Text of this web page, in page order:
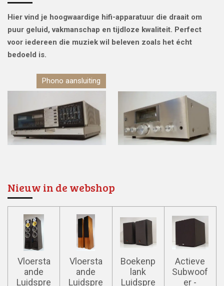
Hier vind je hoogwaardige hifi-apparatuur die draait om
puur geluid, vakmanschap en tijdloze kwaliteit. Perfect
voor iedereen die muziek wil beleven zoals het écht
bedoeld is.
Phono aansluiting
Nieuw in de webshop
Vloersta
ande
Luidspre
Vloersta
ande
Luidspre
Boekenp
lank
Luidspre
Actieve
Subwoof
er -